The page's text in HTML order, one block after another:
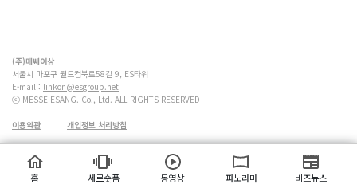
(주)메쎄이상
서울시 마포구 월드컵북로58길 9, ES타워
E-mail : linkon@esgroup.net
ⓒ MESSE ESANG. Co., Ltd. ALL RIGHTS RESERVED
이용약관 개인정보 처리방침
홈 세로숏폼 동영상 파노라마 비즈뉴스